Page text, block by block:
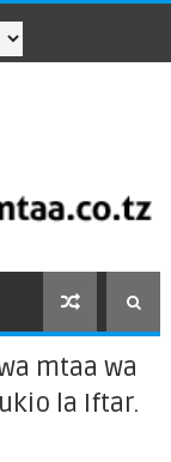
mtaa wa
la Iftar.